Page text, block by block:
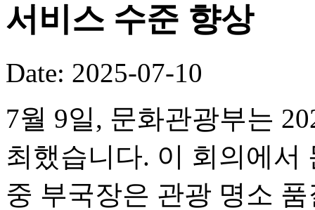
서비스 수준 향상
Date: 2025-07-10
7월 9일, 문화관광부는
최했습니다. 이 회의에
중 부국장은 관광 명소